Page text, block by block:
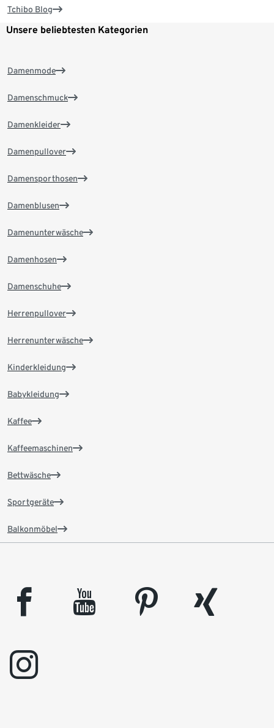
Tchibo Blog
Unsere beliebtesten Kategorien
Damenmode
Damenschmuck
Damenkleider
Damenpullover
Damensporthosen
Damenblusen
Damenunterwäsche
Damenhosen
Damenschuhe
Herrenpullover
Herrenunterwäsche
Kinderkleidung
Babykleidung
Kaffee
Kaffeemaschinen
Bettwäsche
Sportgeräte
Balkonmöbel
facebook youtube pinterest
xing
instagram